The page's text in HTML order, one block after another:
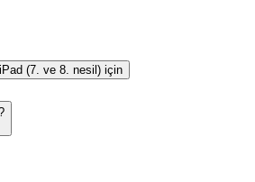
iPad (7. ve 8. nesil) için